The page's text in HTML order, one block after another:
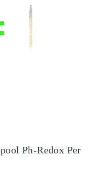
Ph-Redox Per